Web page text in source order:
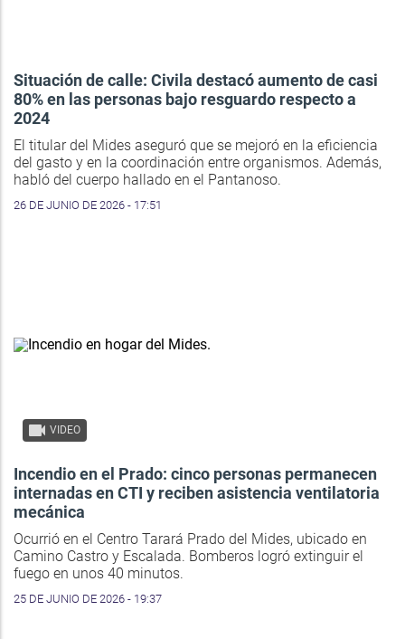
Situación de calle: Civila destacó aumento de casi
80% en las personas bajo resguardo respecto a
2024
El titular del Mides aseguró que se mejoró en la eficiencia
del gasto y en la coordinación entre organismos. Además,
habló del cuerpo hallado en el Pantanoso.
26 DE JUNIO DE 2026 - 17:51
VIDEO
Incendio en el Prado: cinco personas permanecen
internadas en CTI y reciben asistencia ventilatoria
mecánica
Ocurrió en el Centro Tarará Prado del Mides, ubicado en
Camino Castro y Escalada. Bomberos logró extinguir el
fuego en unos 40 minutos.
25 DE JUNIO DE 2026 - 19:37